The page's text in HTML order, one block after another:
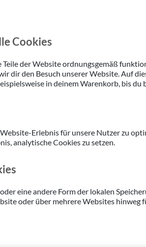
Cookies
Teile der Website ordnungsgemäß
dir den Besuch unserer Website. Auf
in deinem Warenkorb, bis
Erlebnis für unsere Nutzer zu
analytische Cookies zu setzen.
eine andere Form der lokalen
oder über mehrere Websites